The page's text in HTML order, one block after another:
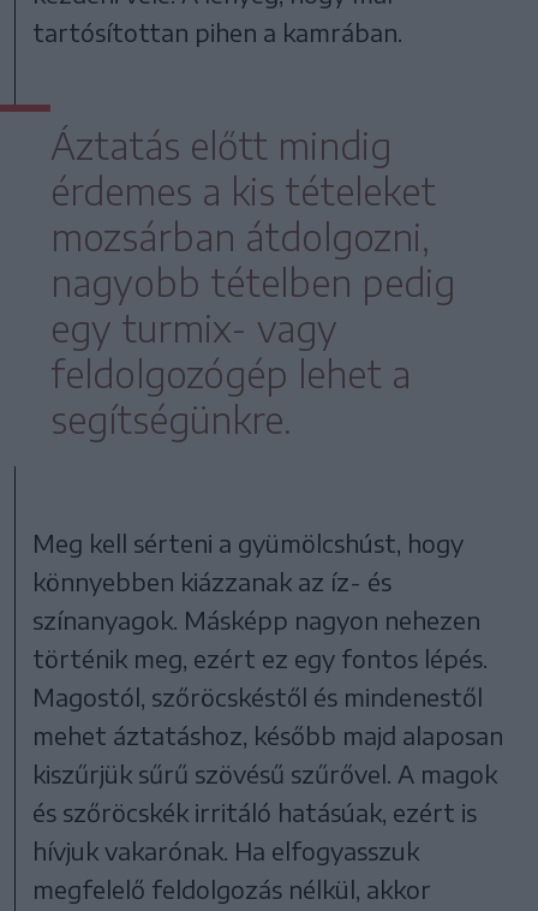
tartósítottan pihen a kamrában.
Áztatás előtt mindig
érdemes a kis tételeket
mozsárban átdolgozni,
nagyobb tételben pedig
egy turmix- vagy
feldolgozógép lehet a
segítségünkre.
Meg kell sérteni a gyümölcshúst, hogy
könnyebben kiázzanak az íz- és
színanyagok. Másképp nagyon nehezen
történik meg, ezért ez egy fontos lépés.
Magostól, szőröcskéstől és mindenestől
mehet áztatáshoz, később majd alaposan
kiszűrjük sűrű szövésű szűrővel. A magok
és szőröcskék irritáló hatásúak, ezért is
hívjuk vakarónak. Ha elfogyasszuk
megfelelő feldolgozás nélkül, akkor